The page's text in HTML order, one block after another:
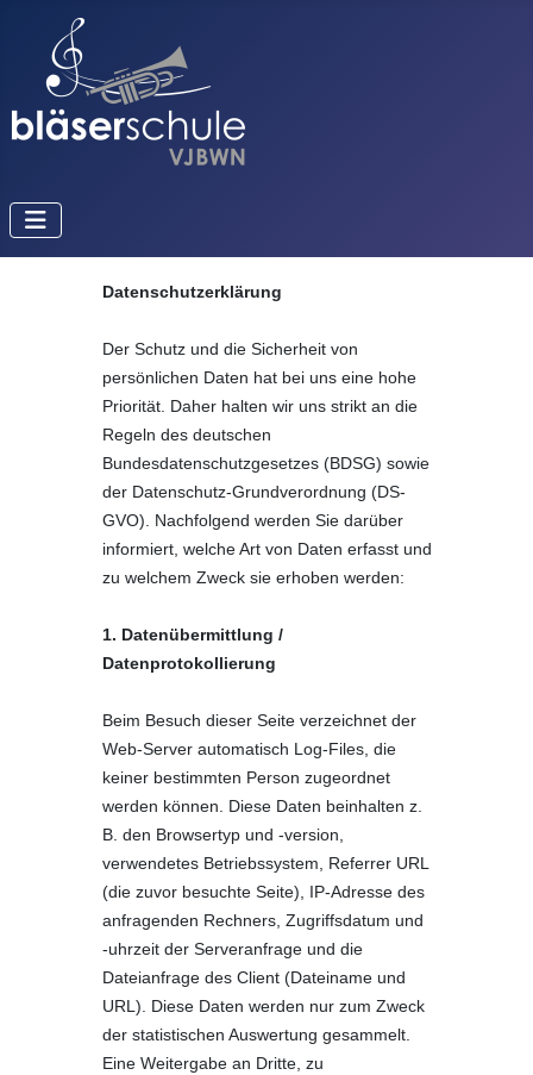
Datenschutzerklärung
Der Schutz und die Sicherheit von
persönlichen Daten hat bei uns eine hohe
Priorität. Daher halten wir uns strikt an die
Regeln des deutschen
Bundesdatenschutzgesetzes (BDSG) sowie
der Datenschutz-Grundverordnung (DS-
GVO). Nachfolgend werden Sie darüber
informiert, welche Art von Daten erfasst und
zu welchem Zweck sie erhoben werden:
1. Datenübermittlung /
Datenprotokollierung
Beim Besuch dieser Seite verzeichnet der
Web-Server automatisch Log-Files, die
keiner bestimmten Person zugeordnet
werden können. Diese Daten beinhalten z.
B. den Browsertyp und -version,
verwendetes Betriebssystem, Referrer URL
(die zuvor besuchte Seite), IP-Adresse des
anfragenden Rechners, Zugriffsdatum und
-uhrzeit der Serveranfrage und die
Dateianfrage des Client (Dateiname und
URL). Diese Daten werden nur zum Zweck
der statistischen Auswertung gesammelt.
Eine Weitergabe an Dritte, zu